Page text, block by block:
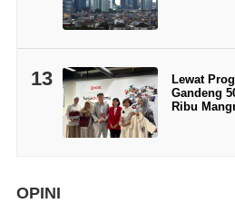
13
Lewat
Gandeng
Ribu
OPINI